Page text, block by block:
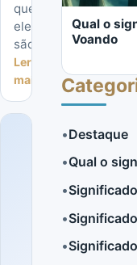
que
eles
são...
Ler
mais
Qual o
Voando
LER MAIS
•Destaque
•Qual o
•
•
•